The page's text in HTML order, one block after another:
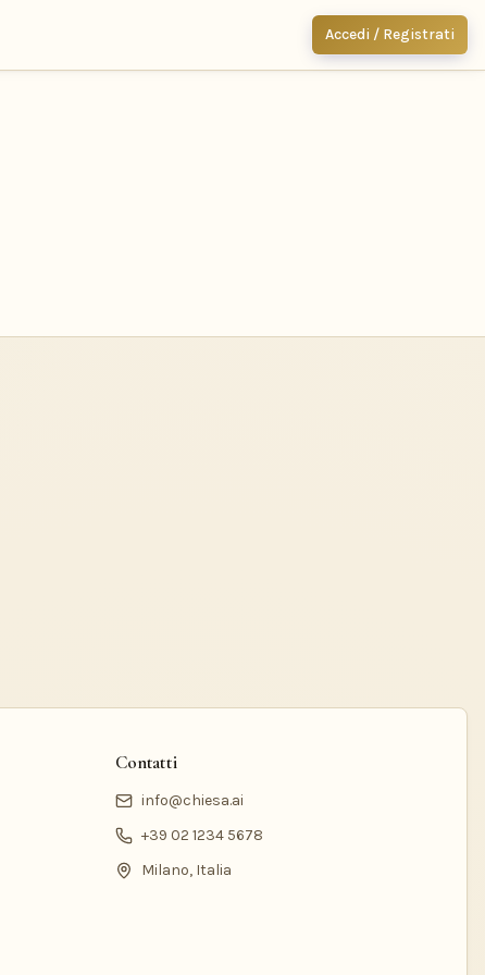
Accedi / Registrati
Contatti
info@chiesa.ai
+39 02 1234 5678
Milano, Italia